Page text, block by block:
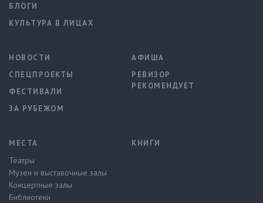
БЛОГИ
КУЛЬТУРА В ЛИЦАХ
НОВОСТИ
СПЕЦПРОЕКТЫ
ФЕСТИВАЛИ
ЗА РУБЕЖОМ
АФИША
РЕВИЗОР
РЕКОМЕНДУЕТ
МЕСТА
Театры
Музеи и выставочные залы
Концертные залы
Библиотеки
КНИГИ